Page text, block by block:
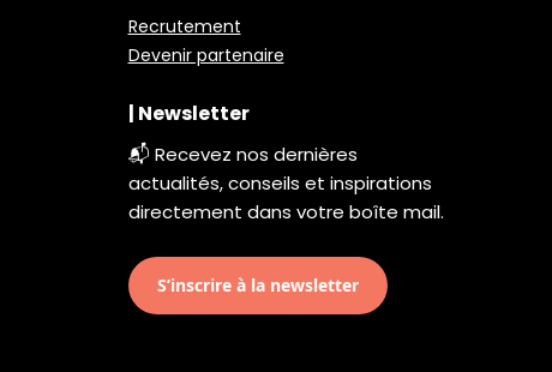
Recrutement
Devenir partenaire
| Newsletter
📬 Recevez nos dernières
actualités, conseils et inspirations
directement dans votre boîte mail.
S’inscrire à la newsletter